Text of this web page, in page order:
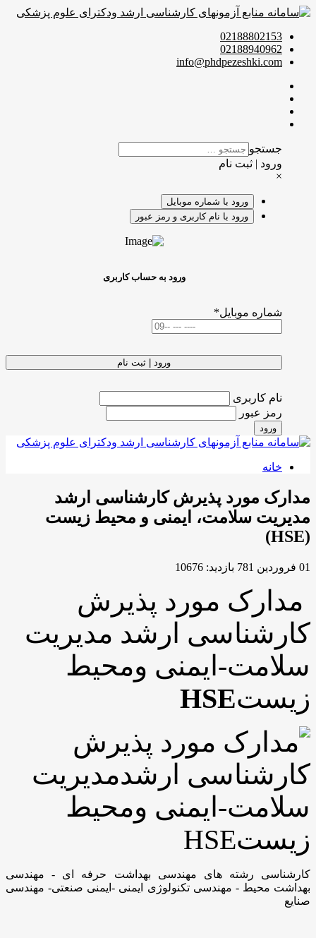
02188802153
02188940962
info@phdpezeshki.com
جستجو
ورود | ثبت نام
ورود با شماره موبایل
ورود با نام کاربری و رمز عبور
ورود به حساب کاربری
شماره موبایل*
ورود | ثبت نام
نام کاربری
رمز عبور
ورود
خانه
مورد پذیرش کارشناسی ارشد
سلامت، ایمنی و محیط زیست
بازدید: 10676
مورد پذیرش
ارشد مدیریت
ایمنی ومحیط
HSE
رشته های مهندسی بهداشت حرفه ای - مهندسی
محیط - مهندسی تکنولوژی ایمنی -ایمنی صنعتی- مهندسی